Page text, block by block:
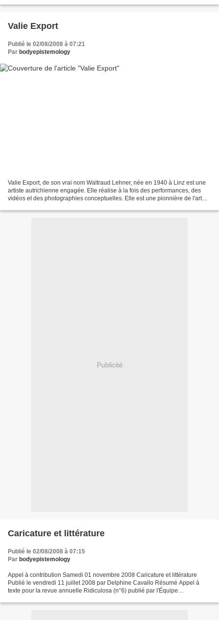
Valie Export
Publié le 02/08/2008 à 07:21
Par bodyepistemology
Valie Export, de son vrai nom Waltraud Lehner, née en 1940 à Linz est une
artiste autrichienne engagée. Elle réalise à la fois des performances, des
vidéos et des photographies conceptuelles. Elle est une pionnière de l'art
Publicité
Caricature et littérature
Publié le 02/08/2008 à 07:15
Par bodyepistemology
Appel à contribution Samedi 01 novembre 2008 Caricature et littérature
Publié le vendredi 11 juillet 2008 par Delphine Cavallo Résumé Appel à
texte pour la revue annuelle Ridiculosa (n°6) publié par l'Équipe